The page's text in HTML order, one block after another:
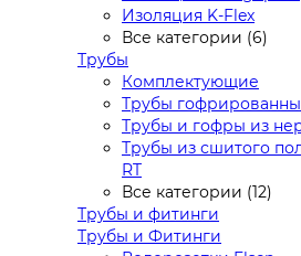
Изоляция K-Flex
Все категории (6)
Трубы
Комплектующие
Трубы
Трубы и гофры из
Трубы из сшитого
RT
Все категории (12)
Трубы и фитинги
Трубы и Фитинги